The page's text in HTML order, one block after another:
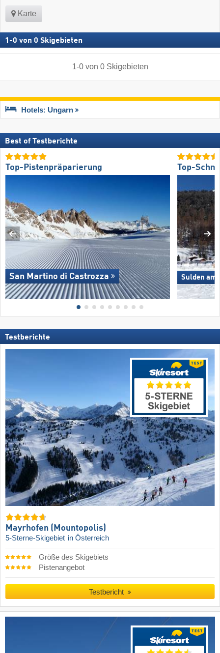
Karte
1 -0 von 0 Skigebieten
1-0von 0 Skigebieten
Hotels: Ungarn
Best of Testberichte
Top-Pistenpräparierung
San Martino di Castrozza
Top-
Sulden am
Testberichte
Mayrhofen (Mountopolis)
5-Sterne-Skigebiet in Österreich
Größe des Skigebiets
Pistenangebot
Testbericht